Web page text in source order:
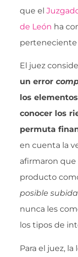
que el
de León ha
perteneciente
El juez
un error 
los
conocer los
permuta
en cuenta la
afirmaron que
producto como
posible
nunca les
los tipos de
Para el juez,